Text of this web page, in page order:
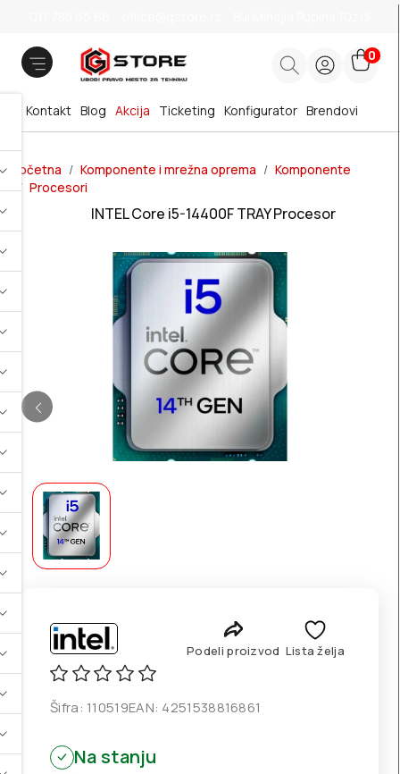
0
Brendovi
Blog Akcija
Kontakt Ticketing Konfigurator
Početna Komponente i mrežna oprema
Komponente
Procesori
INTEL Core i5-14400F TRAY Procesor
Podeli proizvod Lista želja
Šifra: 110519EAN: 4251538816861
Na stanju